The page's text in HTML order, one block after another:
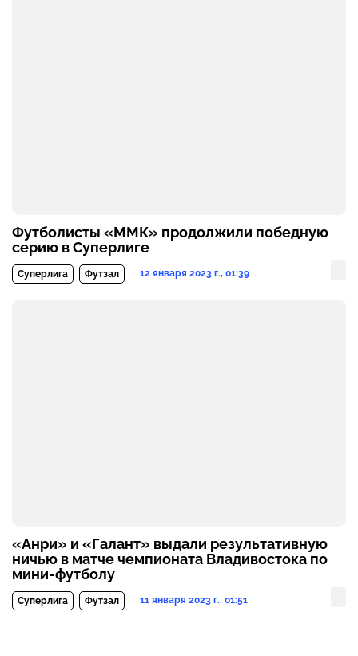
Футболисты «ММК» продолжили победную
серию в Суперлиге
Суперлига Футзал 12 января 2023 г., 01:39
«Анри» и «Галант» выдали результативную
ничью в матче чемпионата Владивостока по
мини-футболу
Суперлига Футзал 11 января 2023 г., 01:51